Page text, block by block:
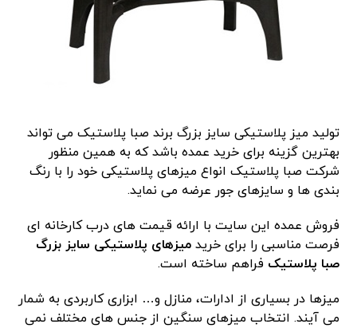
تولید میز پلاستیکی سایز بزرگ برند صبا پلاستیک می تواند
بهترین گزینه برای خرید عمده باشد که به همین منظور
شرکت صبا پلاستیک انواع میزهای پلاستیکی خود را با رنگ
بندی ها و سایزهای جور عرضه می نماید.
فروش عمده این سایت با ارائه قیمت های درب کارخانه ای
فرصت مناسبی را برای خریدمیزهای پلاستیکی سایز بزرگ
صبا پلاستیک فراهم ساخته است.
میزها در بسیاری از ادارات، منازل و… ابزاری کاربردی به شمار
می آیند. انتخاب میزهای سنگین از جنس های مختلف نمی